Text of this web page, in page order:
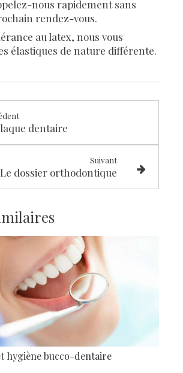
nous rapidement sans
rendez-vous.
au latex, nous vous
élastiques de nature différente.
dentaire
Suivant
Le dossier orthodontique
hygiène bucco-dentaire